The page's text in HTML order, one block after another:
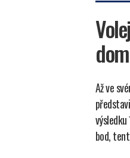
Až ve
bod,